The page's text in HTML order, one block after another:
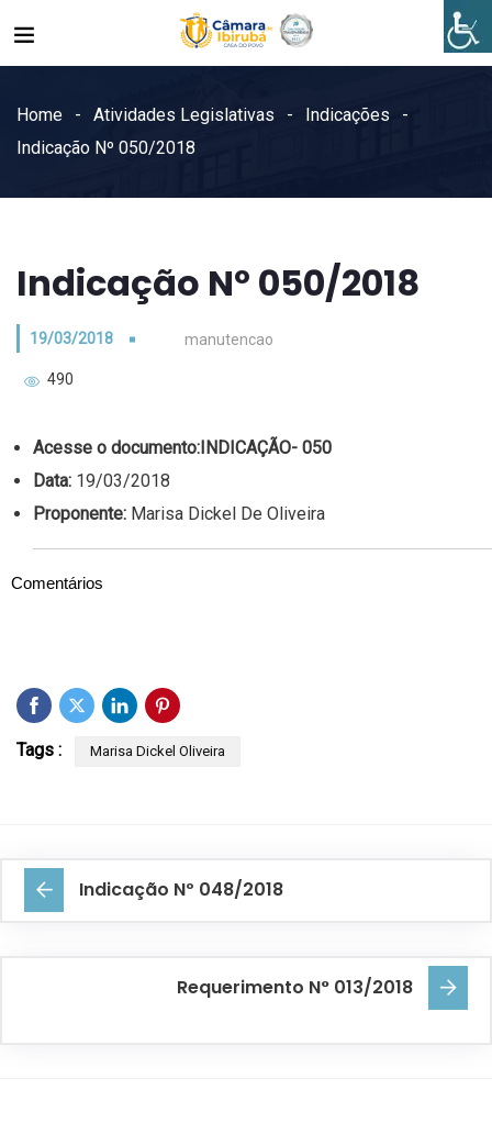
Home Atividades Legislativas
Indicações
Indicação Nº 050/2018
Indicação Nº 050/2018
19/03/2018 manutencao
490
Acesse o documento: INDICAÇÃO- 050
Data: 19/03/2018
Proponente: Marisa Dickel De Oliveira
Comentários
Tags : Marisa Dickel Oliveira
Indicação Nº 048/2018
Requerimento N° 013/2018